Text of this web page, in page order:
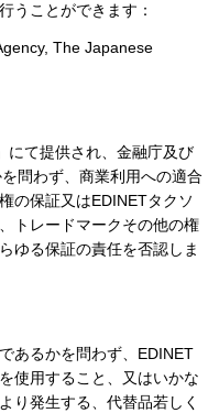
うことができます：
The Japanese
にて提供され、金融庁及び
問わず、商業利用への適合
の保証又はEDINETタクソ
トレードマークその他の権
ゆる保証の責任を否認しま
あるかを問わず、EDINET
使用すること、又はいかな
り発生する、代替品若しく